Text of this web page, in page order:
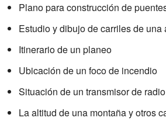
Plano para construcción de
Estudio y dibujo de carriles de una
Itinerario de un planeo
Ubicación de un foco de incendio
Situación de un transmisor de
La altitud de una montaña y otros